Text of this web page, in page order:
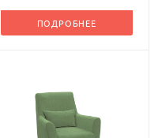
ПОДРОБНЕЕ